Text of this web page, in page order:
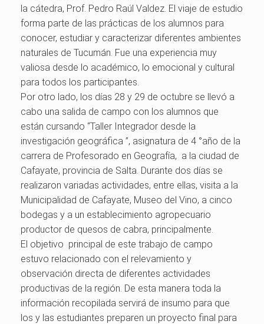
la cátedra, Prof. Pedro Raúl Valdez. El viaje de estudio
forma parte de las prácticas de los alumnos para
conocer, estudiar y caracterizar diferentes ambientes
naturales de Tucumán. Fue una experiencia muy
valiosa desde lo académico, lo emocional y cultural
para todos los participantes.
Por otro lado, los días 28 y 29 de octubre se llevó a
cabo una salida de campo con los alumnos que
están cursando “Taller Integrador desde la
investigación geográfica ”, asignatura de 4 °año de la
carrera de Profesorado en Geografía, a la ciudad de
Cafayate, provincia de Salta. Durante dos días se
realizaron variadas actividades, entre ellas, visita a la
Municipalidad de Cafayate, Museo del Vino, a cinco
bodegas y a un establecimiento agropecuario
productor de quesos de cabra, principalmente.
El objetivo principal de este trabajo de campo
estuvo relacionado con el relevamiento y
observación directa de diferentes actividades
productivas de la región. De esta manera toda la
información recopilada servirá de insumo para que
los y las estudiantes preparen un proyecto final para